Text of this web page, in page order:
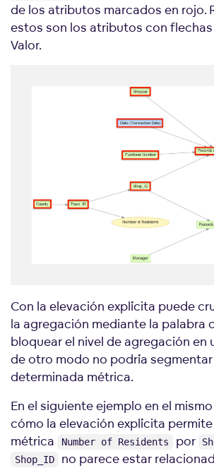
de los atributos marcados en rojo.
estos son los atributos con
Valor.
Con la elevación explícita puede
la agregación mediante la palabra
bloquear el nivel de agregación en
de otro modo no podría segmentar
determinada métrica.
En el siguiente ejemplo en el
cómo la elevación explícita
métrica
Number of Residents por
Shop_ID no parece estar